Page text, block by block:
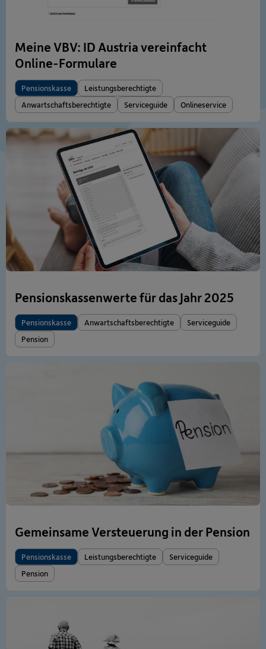
Meine VBV: ID Austria vereinfacht
Online-Formulare
Pensionskasse
Leistungsberechtigte
Anwartschaftsberechtigte
Serviceguide Onlineservice
Pensionskassenwerte für das Jahr 2025
Pensionskasse Anwartschaftsberechtigte
Serviceguide
Pension
Gemeinsame Versteuerung in der Pension
Pensionskasse Leistungsberechtigte
Serviceguide
Pension